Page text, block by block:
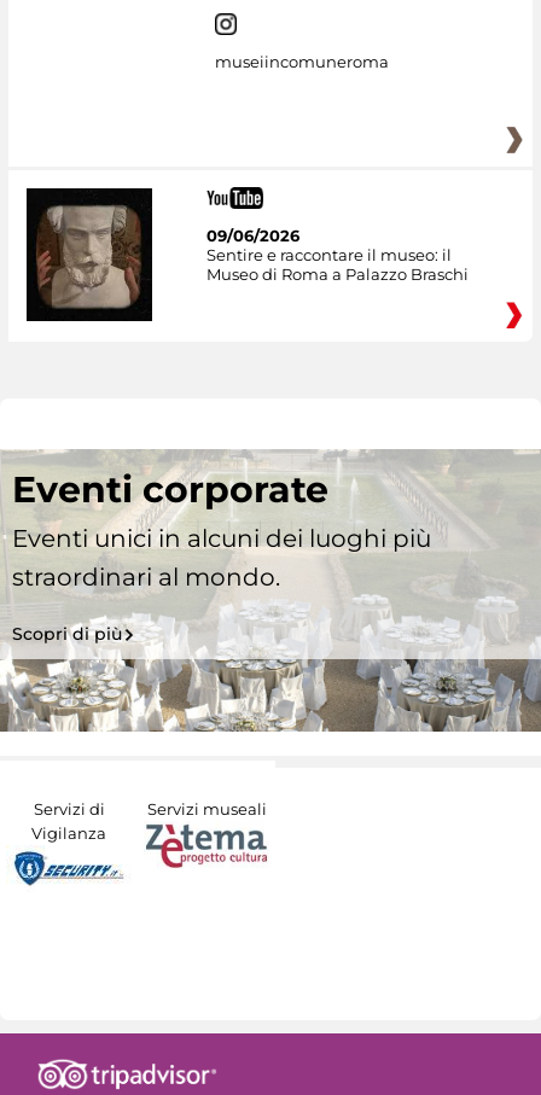
museiincomuneroma
09/06/2026
Sentire e raccontare il museo: il
Museo di Roma a Palazzo Braschi
Eventi corporate
Eventi unici in alcuni dei luoghi più
straordinari al mondo.
Scopri di più
Servizi di
Vigilanza
Servizi museali